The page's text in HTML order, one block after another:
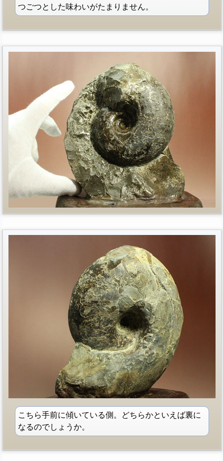
つごつとした味わいがたまりません。
こちら手前に傾いている側。どちらかといえば裏に
なるのでしょうか。